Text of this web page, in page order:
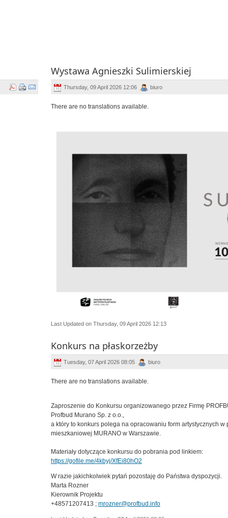
Wystawa Agnieszki Sulimierskiej
Thursday, 09 April 2026 12:06 biuro
There are no translations available.
Last Updated on Thursday, 09 April 2026 12:13
Konkurs na płaskorzeżby
Tuesday, 07 April 2026 08:05 biuro
There are no translations available.
Zaproszenie do Konkursu organizowanego przez Firmę
Profbud Murano Sp. z o.o.,
a który to konkurs polega na opracowaniu form artystycznych
mieszkaniowej MURANO w Warszawie.
Materiały dotyczące konkursu do pobrania pod linkiem:
https://gofile.me/4kbyj/XfEi80hO2
W razie jakichkolwiek pytań pozostaję do Państwa dyspozycji.
Marta Rozner
Kierownik Projektu
+48571207413 ; mrozner@profbud.info